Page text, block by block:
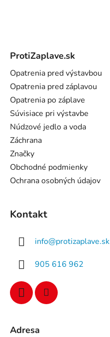
ProtiZaplave.sk
Opatrenia pred výstavbou
Opatrenia pred záplavou
Opatrenia po záplave
Súvisiace pri výstavbe
Núdzové jedlo a voda
Záchrana
Značky
Obchodné podmienky
Ochrana osobných údajov
Kontakt
info@protizaplave.sk
905 616 962
Adresa